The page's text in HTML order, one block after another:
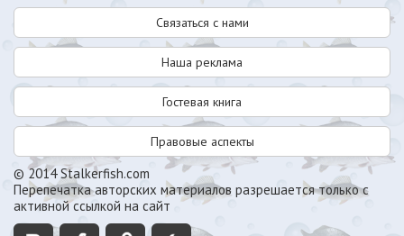
Связаться с нами
Наша реклама
Гостевая книга
Правовые аспекты
© 2014 Stalkerfish.com
Перепечатка авторских материалов разрешается только с
активной ссылкой на сайт